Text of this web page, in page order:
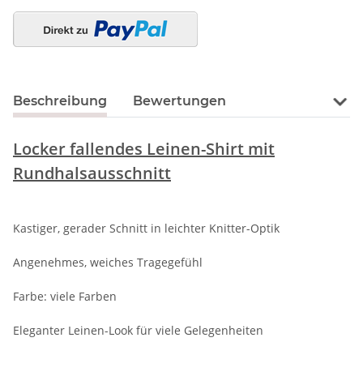
Beschreibung Bewertungen
Locker fallendes Leinen-Shirt mit
Rundhalsausschnitt
Kastiger, gerader Schnitt in leichter Knitter-Optik
Angenehmes, weiches Tragegefühl
Farbe: viele Farben
Eleganter Leinen-Look für viele Gelegenheiten